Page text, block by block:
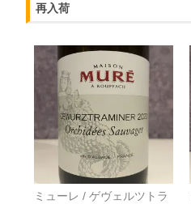
再入荷
ミューレ / ゲヴェルツトラ